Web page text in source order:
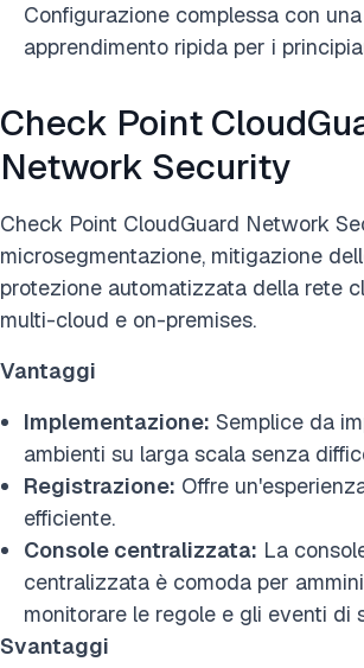
Configurazione complessa con
apprendimento ripida per i
Check Point
Network Security
Check Point CloudGuard Network
microsegmentazione, mitigazione
protezione automatizzata della rete
multi-cloud e on-premises.
Vantaggi
Implementazione: Semplice da
ambienti su larga scala senza
Registrazione: Offre
efficiente.
Console centralizzata: La
centralizzata è comoda per
monitorare le regole e gli eventi di
Svantaggi